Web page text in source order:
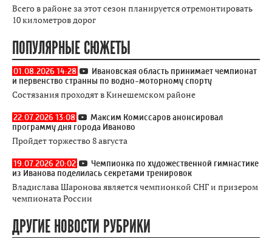
Всего в районе за этот сезон планируется отремонтировать
10 километров дорог
ПОПУЛЯРНЫЕ СЮЖЕТЫ
01.08.2026 14:28
Ивановская область принимает чемпионат
и первенство странны по водно-моторному спорту
Состязания проходят в Кинешемском районе
22.07.2026 13:08
Максим Комиссаров анонсировал
программу дня города Иваново
Пройдет торжество 8 августа
19.07.2026 20:02
Чемпионка по художественной гимнастике
из Иванова поделилась секретами тренировок
Владислава Шаронова является чемпионкой СНГ и призером
чемпионата России
ДРУГИЕ НОВОСТИ РУБРИКИ